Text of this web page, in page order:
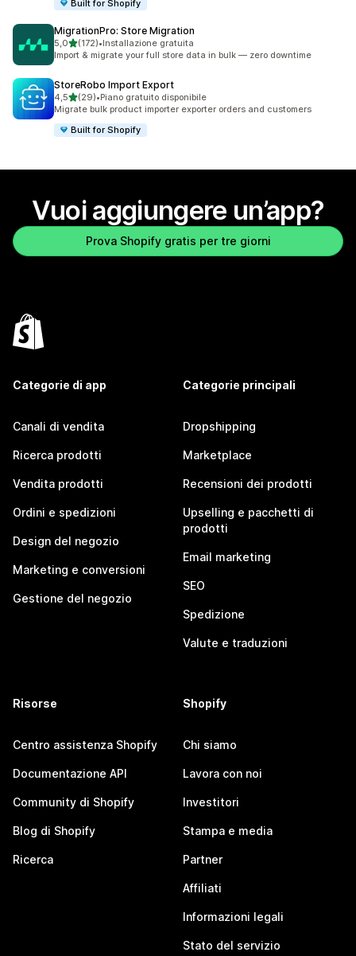
Built for Shopify
MigrationPro: Store Migration
5,0stelle su 5
(172)
172 recensioni totali
•Installazione gratuita
Import & migrate your full store data in bulk — zero downtime
StoreRobo Import Export
4,5stelle su 5
(29)
29 recensioni totali
•Piano gratuito disponibile
Migrate bulk product importer exporter orders and customers
Built for Shopify
Vuoi aggiungere un’app?
Prova Shopify gratis per tre giorni
Categorie di app
Canali di vendita
Ricerca prodotti
Vendita prodotti
Ordini e spedizioni
Design del negozio
Marketing e conversioni
Gestione del negozio
Categorie principali
Dropshipping
Marketplace
Recensioni dei prodotti
Upselling e pacchetti di
prodotti
Email marketing
SEO
Spedizione
Valute e traduzioni
Risorse
Centro assistenza Shopify
Documentazione API
Community di Shopify
Blog di Shopify
Ricerca
Shopify
Chi siamo
Lavora con noi
Investitori
Stampa e media
Partner
Affiliati
Informazioni legali
Stato del servizio